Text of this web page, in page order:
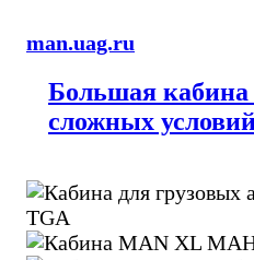
man.uag.ru
Большая
сложных